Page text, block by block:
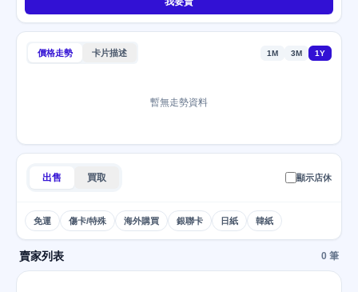
價格走勢 卡片描述 1M 3M 1Y
暫無走勢資料
出售 買取 顯示店休
免運 傷卡/特殊 海外購買 銀聯卡 日紙 韓紙
賣家列表 0 筆